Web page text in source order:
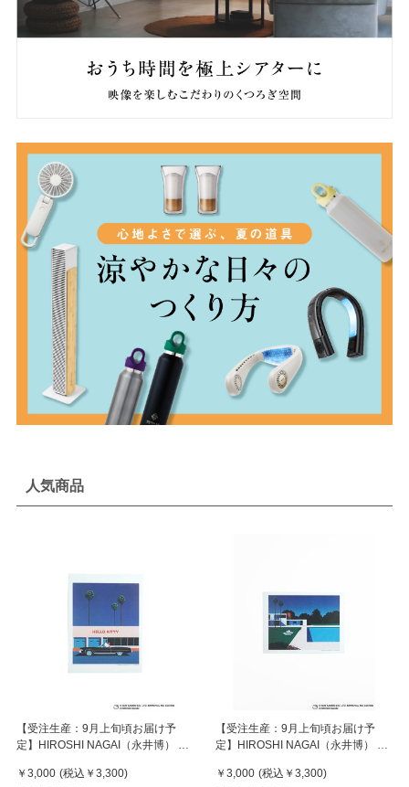
人気商品
【受注生産：9月上旬頃お届け予
定】HIROSHI NAGAI（永井博） ×
スター / KTHN-PT Untitled 1
￥3,000 (税込 ￥3,300)
【受注生産：9月上旬頃お届け予
定】HIROSHI NAGAI（永井博） ×
スター / KTHN-PT Untitled 3
￥3,000 (税込 ￥3,300)